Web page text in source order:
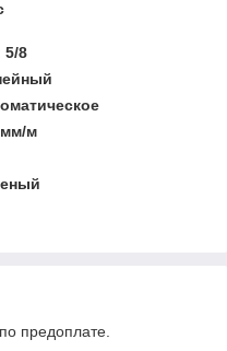
5/8
мм/м
предоплате.